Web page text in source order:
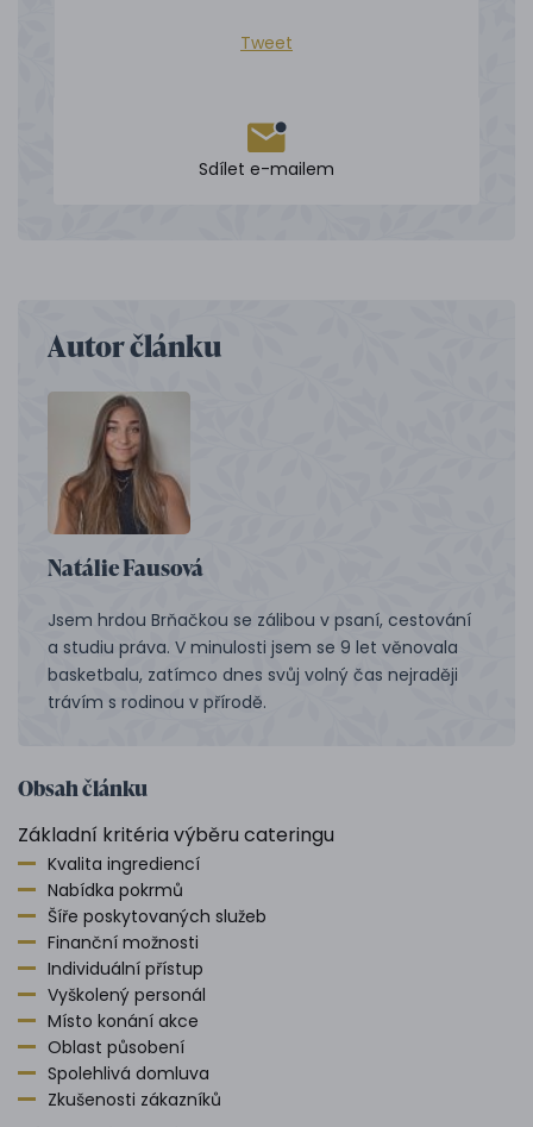
Tweet
Sdílet e-mailem
Autor článku
Natálie Fausová
Jsem hrdou Brňačkou se zálibou v psaní, cestování
a studiu práva. V minulosti jsem se 9 let věnovala
basketbalu, zatímco dnes svůj volný čas nejraději
trávím s rodinou v přírodě.
Obsah článku
Základní kritéria výběru cateringu
Kvalita ingrediencí
Nabídka pokrmů
Šíře poskytovaných služeb
Finanční možnosti
Individuální přístup
Vyškolený personál
Místo konání akce
Oblast působení
Spolehlivá domluva
Zkušenosti zákazníků